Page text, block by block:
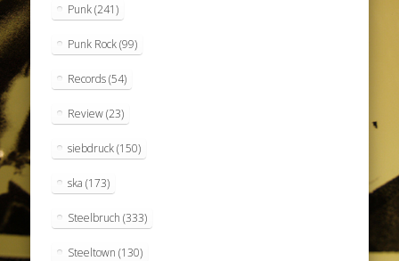
Punk(241)
Punk Rock(99)
Records(54)
Review(23)
siebdruck(150)
ska (173)
Steelbruch (333)
Steeltown (130)